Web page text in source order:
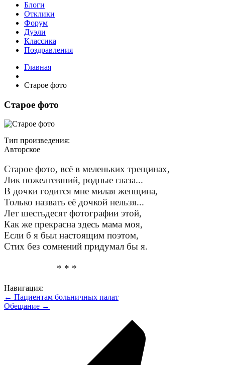
Блоги
Отклики
Форум
Дуэли
Классика
Поздравления
Главная
Старое фото
Старое фото
Тип произведения:
Авторское
Старое фото, всё в меленьких трещинах,
Лик пожелтевший, родные глаза...
В дочки годится мне милая женщина,
Только назвать её дочкой нельзя...
Лет шестьдесят фотографии этой,
Как же прекрасна здесь мама моя,
Если б я был настоящим поэтом,
Стих без сомнений придумал бы я.
* * *
Навигация:
← Пациентам больничных палат
Обещание →